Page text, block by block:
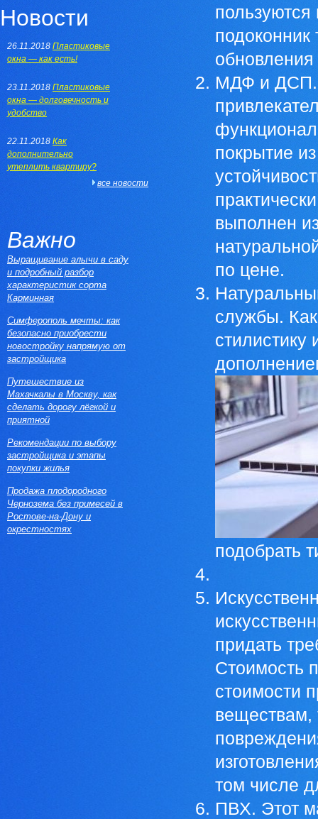
подоконник
МДФ и ДСП.
покрытие
выполнен
по цене.
службы.
стилистику
подобрать
придать
Стоимость
стоимости
веществам,
том числе
ПВХ. Этот
Новости
26.11.2018 Пластиковые
окна — как есть!
23.11.2018 Пластиковые
окна — долговечность и
удобство
22.11.2018 Как
дополнительно
утеплить квартиру?
все новости
Важно
Выращивание алычи в саду
и подробный разбор
характеристик сорта
Карминная
Симферополь мечты: как
безопасно приобрести
новостройку напрямую от
застройщика
Путешествие из
Махачкалы в Москву, как
сделать дорогу лёгкой и
приятной
Рекомендации по выбору
застройщика и этапы
покупки жилья
Продажа плодородного
Чернозема без примесей в
Ростове-на-Дону и
окрестностях